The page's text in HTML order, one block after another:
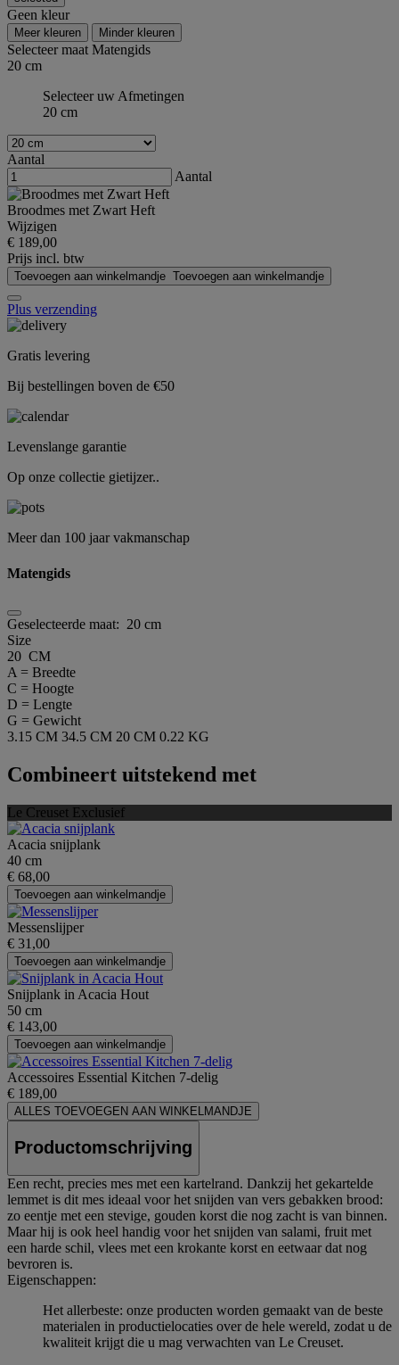
Geen kleur
Meer kleuren Minder kleuren
Selecteer maatMatengids
20 cm
Selecteer uw Afmetingen
20 cm
Aantal
Aantal
Broodmes met Zwart Heft
Wijzigen
€ 189,00
Prijs incl. btw
Toevoegen aan winkelmandje Toevoegen aan winkelmandje
Plus verzending
Gratis levering
Bij bestellingen boven de €50
Levenslange garantie
Op onze collectie gietijzer..
Meer dan 100 jaar vakmanschap
Matengids
Geselecteerde maat: 20 cm
Size
20 CM
A = Breedte
C = Hoogte
D = Lengte
G = Gewicht
3.15 CM 34.5 CM 20 CM 0.22 KG
Combineert uitstekend met
Le Creuset Exclusief
Acacia snijplank
40 cm
€ 68,00
Toevoegen aan winkelmandje
Messenslijper
€ 31,00
Toevoegen aan winkelmandje
Snijplank in Acacia Hout
50 cm
€ 143,00
Toevoegen aan winkelmandje
Accessoires Essential Kitchen 7-delig
€ 189,00
ALLES TOEVOEGEN AAN WINKELMANDJE
Productomschrijving
Een recht, precies mes met een kartelrand. Dankzij het gekartelde
lemmet is dit mes ideaal voor het snijden van vers gebakken brood:
zo eentje met een stevige, gouden korst die nog zacht is van binnen.
Maar hij is ook heel handig voor het snijden van salami, fruit met
een harde schil, vlees met een krokante korst en eetwaar dat nog
bevroren is.
Eigenschappen:
Het allerbeste: onze producten worden gemaakt van de beste
materialen in productielocaties over de hele wereld, zodat u de
kwaliteit krijgt die u mag verwachten van Le Creuset.